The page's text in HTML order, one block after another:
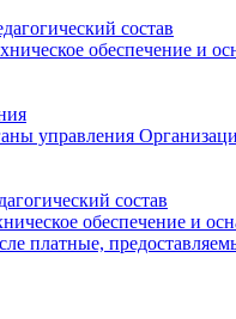
состав
обеспечение и
управления
состав
обеспечение и
платные,